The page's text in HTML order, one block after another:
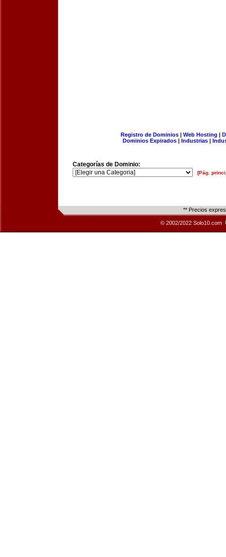
Registro de Dominios| Web Hosting |
Dominios Expirados | Industrias |
Categorías de Dominio:
[Pág.
** Precios
© 2002/2022 Solo10.com